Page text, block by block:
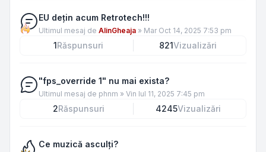
EU dețin acum Retrotech!!!
Ultimul mesaj de AlinGheaja » Mar Oct 14, 2025 7:53 pm
1Răspunsuri 821Vizualizări
"fps_override 1" nu mai exista?
Ultimul mesaj de phnm » Vin Iul 11, 2025 7:45 pm
2Răspunsuri 4245Vizualizări
Ce muzică asculţi?